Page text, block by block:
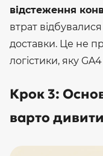
відстеження
втрат
доставки. Це не
логістики, яку
Крок 3:
варто